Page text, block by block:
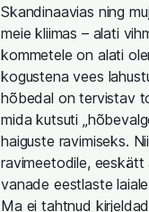
Skandinaavias ning
meie kliimas – alati
kommetele on alati
kogustena vees
hõbedal on tervistav
mida kutsuti
haiguste ravimiseks.
ravimeetodile, eeskätt
vanade eestlaste
Ma ei tahtnud